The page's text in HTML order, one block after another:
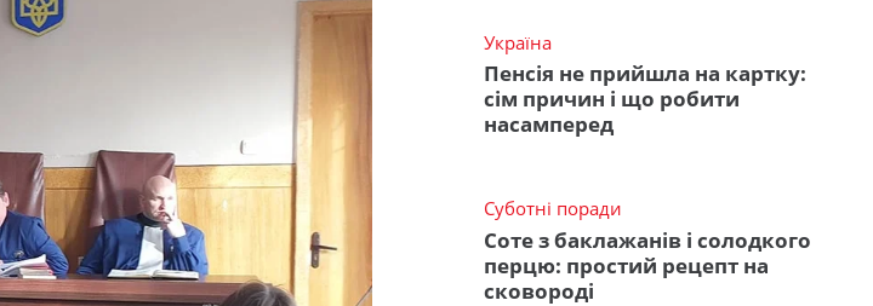
Україна
Пенсія не прийшла на картку:
сім причин і що робити
насамперед
Суботні поради
Соте з баклажанів і солодкого
перцю: простий рецепт на
сковороді